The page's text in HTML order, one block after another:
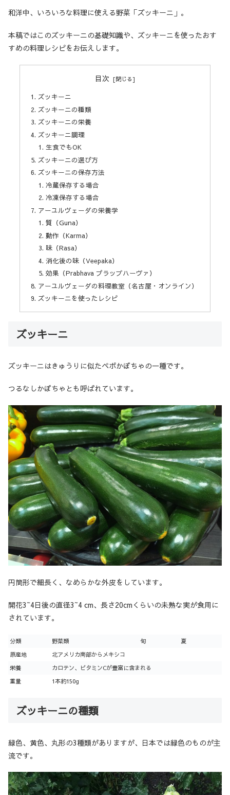
和洋中、いろいろな料理に使える野菜「ズッキーニ」。
本稿ではこのズッキーニの基礎知識や、ズッキーニを使ったおす
すめの料理レシピをお伝えします。
目次
ズッキーニ
ズッキーニの種類
ズッキーニの栄養
ズッキーニ調理
生食でもOK
ズッキーニの選び方
ズッキーニの保存方法
冷蔵保存する場合
冷凍保存する場合
アーユルヴェーダの栄養学
質（Guna）
動作（Karma）
味（Rasa）
消化後の味（Veepaka）
効果（Prabhava プラッブハーヴァ）
アーユルヴェーダの料理教室（名古屋・オンライン）
ズッキーニを使ったレシピ
ズッキーニ
ズッキーニはきゅうりに似たペポかぼちゃの一種です。
つるなしかぼちゃとも呼ばれています。
円筒形で細長く、なめらかな外皮をしています。
開花3~4日後の直径3~4 cm、長さ20cmくらいの未熟な実が食用に
されています。
分類 野菜類 旬
夏
原産地
北アメリカ南部からメキシコ
栄養
カロテン、ビタミンCが豊富に含まれる
重量
1本約150g
ズッキーニの種類
緑色、黄色、丸形の3種類がありますが、日本では緑色のものが主
流です。